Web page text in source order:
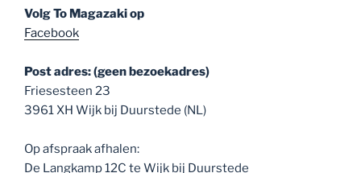
Volg To Magazaki op
Facebook
Post adres: (geen bezoekadres)
Friesesteen 23
3961 XH Wijk bij Duurstede (NL)
Op afspraak afhalen:
De Langkamp 12C te Wijk bij Duurstede